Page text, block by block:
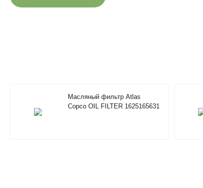
Масляный фильтр Atlas
Copco OIL FILTER 1625165631